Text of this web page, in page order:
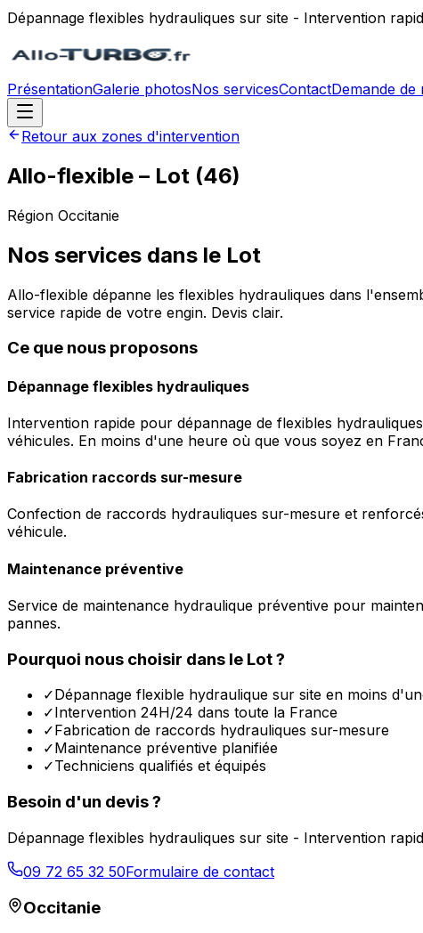
Dépannage flexibles hydrauliques sur site - Intervention
PrésentationGalerie photosNos servicesContactDemande de
Retour aux zones d'intervention
Allo-flexible – Lot (46)
Région Occitanie
Nos services dans le Lot
Allo-flexible dépanne les flexibles hydrauliques dans
service rapide de votre engin. Devis clair.
Ce que nous proposons
Dépannage flexibles hydrauliques
Intervention rapide pour dépannage de flexibles
véhicules. En moins d'une heure où que vous soyez en
Fabrication raccords sur-mesure
Confection de raccords hydrauliques sur-mesure et
véhicule.
Maintenance préventive
Service de maintenance hydraulique préventive pour
pannes.
Pourquoi nous choisir dans le Lot?
✓Dépannage flexible hydraulique sur site en moins
✓Intervention 24H/24 dans toute la France
✓Fabrication de raccords hydrauliques sur-mesure
✓Maintenance préventive planifiée
✓Techniciens qualifiés et équipés
Besoin d'un devis ?
Dépannage flexibles hydrauliques sur site - Intervention
09 72 65 32 50Formulaire de contact
Occitanie